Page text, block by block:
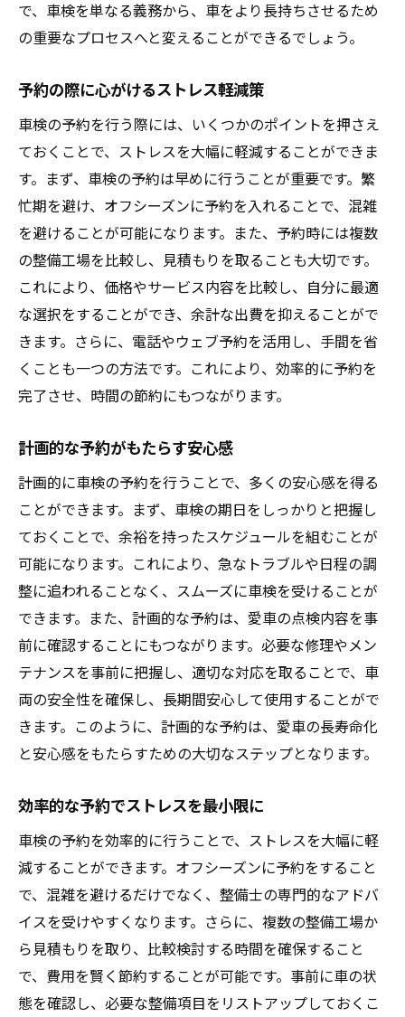
で、車検を単なる義務から、車をより長持ちさせるため
の重要なプロセスへと変えることができるでしょう。
予約の際に心がけるストレス軽減策
車検の予約を行う際には、いくつかのポイントを押さえ
ておくことで、ストレスを大幅に軽減することができま
す。まず、車検の予約は早めに行うことが重要です。繁
忙期を避け、オフシーズンに予約を入れることで、混雑
を避けることが可能になります。また、予約時には複数
の整備工場を比較し、見積もりを取ることも大切です。
これにより、価格やサービス内容を比較し、自分に最適
な選択をすることができ、余計な出費を抑えることがで
きます。さらに、電話やウェブ予約を活用し、手間を省
くことも一つの方法です。これにより、効率的に予約を
完了させ、時間の節約にもつながります。
計画的な予約がもたらす安心感
計画的に車検の予約を行うことで、多くの安心感を得る
ことができます。まず、車検の期日をしっかりと把握し
ておくことで、余裕を持ったスケジュールを組むことが
可能になります。これにより、急なトラブルや日程の調
整に追われることなく、スムーズに車検を受けることが
できます。また、計画的な予約は、愛車の点検内容を事
前に確認することにもつながります。必要な修理やメン
テナンスを事前に把握し、適切な対応を取ることで、車
両の安全性を確保し、長期間安心して使用することがで
きます。このように、計画的な予約は、愛車の長寿命化
と安心感をもたらすための大切なステップとなります。
効率的な予約でストレスを最小限に
車検の予約を効率的に行うことで、ストレスを大幅に軽
減することができます。オフシーズンに予約をすること
で、混雑を避けるだけでなく、整備士の専門的なアドバ
イスを受けやすくなります。さらに、複数の整備工場か
ら見積もりを取り、比較検討する時間を確保すること
で、費用を賢く節約することが可能です。事前に車の状
態を確認し、必要な整備項目をリストアップしておくこ